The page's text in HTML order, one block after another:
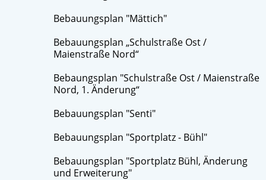
Bebauungsplan "Mättich"
Bebauungsplan „Schulstraße Ost /
Maienstraße Nord“
Bebaungsplan "Schulstraße Ost / Maienstraße
Nord, 1. Änderung“
Bebauungsplan "Senti"
Bebauungsplan "Sportplatz - Bühl"
Bebauungsplan "Sportplatz Bühl, Änderung
und Erweiterung"